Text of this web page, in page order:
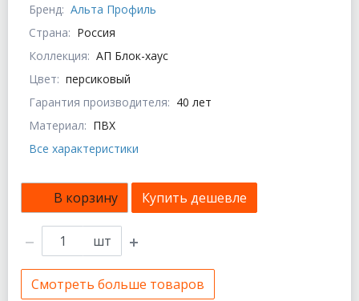
Бренд: Альта Профиль
Страна: Россия
Коллекция: АП Блок-хаус
Цвет: персиковый
Гарантия производителя: 40 лет
Материал: ПВХ
Все характеристики
В корзину Купить дешевле
шт
Смотреть больше товаров